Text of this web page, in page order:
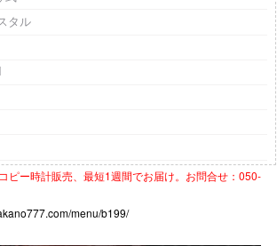
タル
ピー時計販売、最短1週間でお届け。お問合せ：050-
menu/b199/